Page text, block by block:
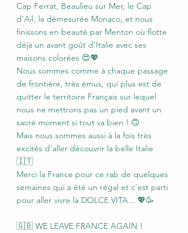
Cap Ferrat, Beaulieu sur Mer, le Cap
d'Ail, la démesurée Monaco, et nous
finissons en beauté par Menton où flotte
déjà un avant goût d'Italie avec ses
maisons colorées 😍💖
Nous sommes comme à chaque passage
de frontière, très émus, qui plus est de
quitter le territoire Français sur lequel
nous ne mettrons pas un pied avant un
sacré moment si tout va bien ! 🙃
Mais nous sommes aussi à la fois très
excités d'aller découvrir la belle Italie
🇮🇹
Merci la France pour ce rab de quelques
semaines qui a été un régal et c'est parti
pour aller vivre la DOLCE VITA... 💖🥳
🇬🇧 WE LEAVE FRANCE AGAIN !